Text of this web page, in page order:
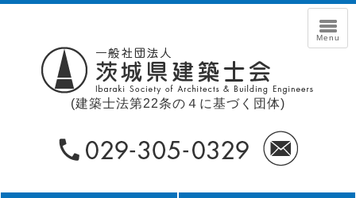
(建築士法第22条の４に基づく団体)